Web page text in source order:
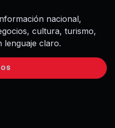
nacional,
cultura, turismo,
lenguaje claro.